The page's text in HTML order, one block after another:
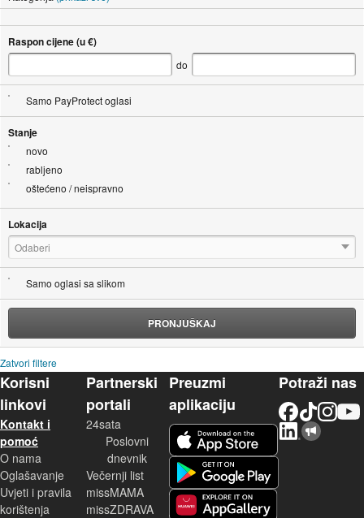
Raspon cijene (u €)
do
Samo PayProtect oglasi
Stanje
novo
rabljeno
oštećeno / neispravno
Lokacija
Odaberi
Samo oglasi sa slikom
PRONJUŠKAJ
Zatvori filtere
Korisni
linkovi
Kontakt i
pomoć
O nama
Oglašavanje
Uvjeti i pravila
korištenja
Partnerski
portali
24sata
Poslovni
dnevnik
Večernji list
missMAMA
missZDRAVA
Preuzmi
aplikaciju
Potraži nas